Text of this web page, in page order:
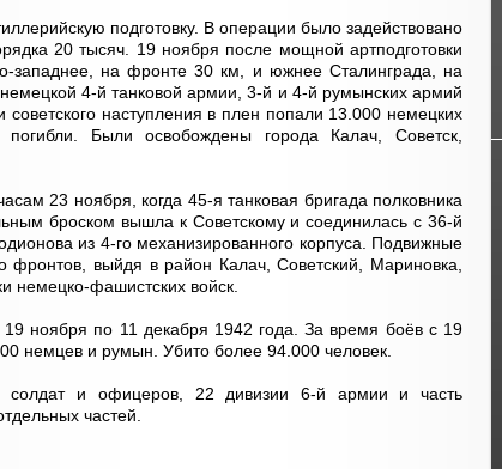
подготовку. В операции было задействовано
20 тысяч. 19 ноября после мощной артподготовки
западнее, на фронте 30 км, и южнее Сталинграда, на
4-й танковой армии, 3-й и 4-й румынских армий
наступления в плен попали 13.000 немецких
Были освобождены города Калач, Советск,
23 ноября, когда 45-я танковая бригада полковника
броском вышла к Советскому и соединилась с 36-й
из 4-го механизированного корпуса. Подвижные
фронтов, выйдя в район Калач, Советский, Мариновка,
немецко-фашистских войск.
19 ноября по 11 декабря 1942 года. За время боёв с 19
немцев и румын. Убито более 94.000 человек.
солдат и офицеров, 22 дивизии 6-й армии и часть
частей.